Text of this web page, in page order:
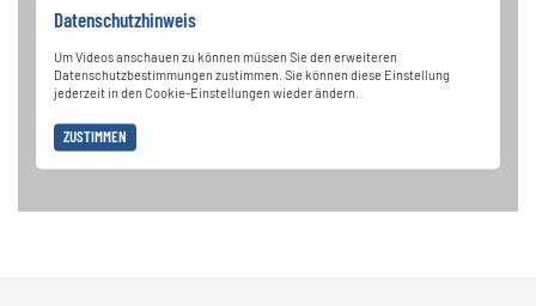
Datenschutzhinweis
Um Videos anschauen zu können müssen Sie den erweiteren
Datenschutzbestimmungen zustimmen. Sie können diese Einstellung
jederzeit in den Cookie-Einstellungen wieder ändern.
ZUSTIMMEN